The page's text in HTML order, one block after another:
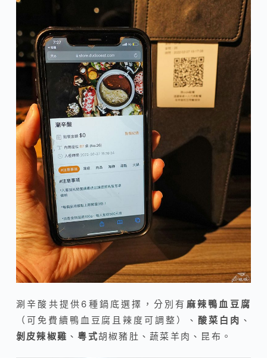
涮辛酸共提供6種鍋底選擇，分別有 麻辣鴨血豆腐
（可免費續鴨血豆腐且辣度可調整）、酸菜白肉 、
剝皮辣椒雞 、粵式胡椒豬肚 、蔬菜羊肉 、昆布。